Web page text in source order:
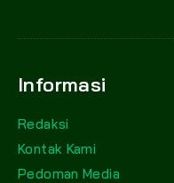
Informasi
Redaksi
Kontak Kami
Pedoman Media